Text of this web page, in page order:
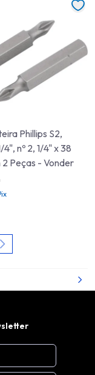
Phillips S2,
4", nº 2, 1/4" x 38
Peças - Vonder